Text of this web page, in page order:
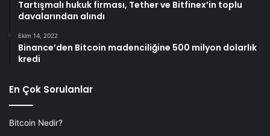
Tartışmalı hukuk firması, Tether ve Bitfinex’in toplu
davalarından alındı
Ekim 14, 2022
Binance’den Bitcoin madenciliğine 500 milyon dolarlık
kredi
En Çok Sorulanlar
Bitcoin Nedir?